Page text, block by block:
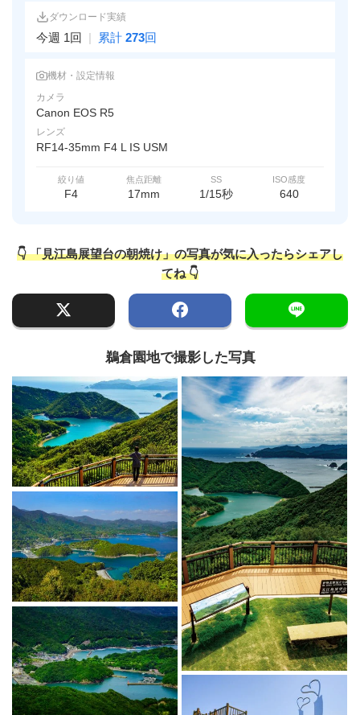
ダウンロード実績
今週 1回 | 累計 273回
機材・設定情報
カメラ
Canon EOS R5
レンズ
RF14-35mm F4 L IS USM
絞り値
F4
焦点距離
17mm
SS
1/15秒
ISO感度
640
👇 「見江島展望台の朝焼け」の写真が気に入ったらシェアし
てね 👇
鵜倉園地で撮影した写真